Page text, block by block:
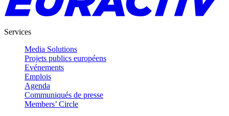
Services
Media Solutions
Projets publics européens
Evénements
Emplois
Agenda
Communiqués de presse
Members’ Circle